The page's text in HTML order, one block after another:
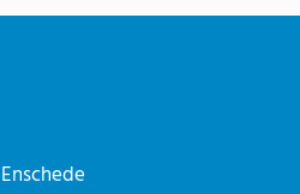
Enschede